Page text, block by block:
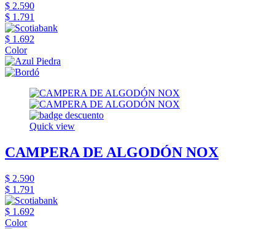
$ 2.590
$ 1.791
$ 1.692
Color
Quick view
CAMPERA DE ALGODÓN NOX
$ 2.590
$ 1.791
$ 1.692
Color